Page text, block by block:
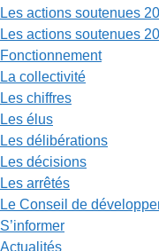
Les actions soutenues
Les actions soutenues
Fonctionnement
La collectivité
Les chiffres
Les élus
Les délibérations
Les décisions
Les arrêtés
Le Conseil de
S’informer
Actualités